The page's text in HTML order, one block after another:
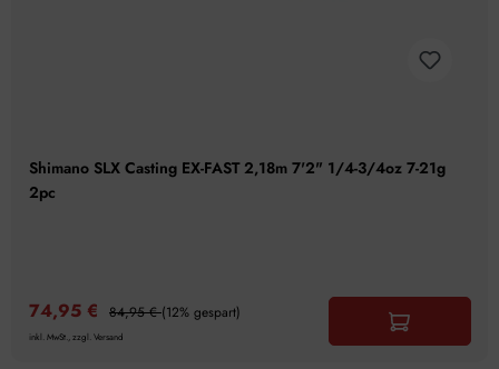
Shimano SLX Casting EX-FAST 2,18m 7'2" 1/4-3/4oz 7-21g
2pc
74,95 € 84,95 €(12% gespart)
inkl. MwSt., zzgl. Versand